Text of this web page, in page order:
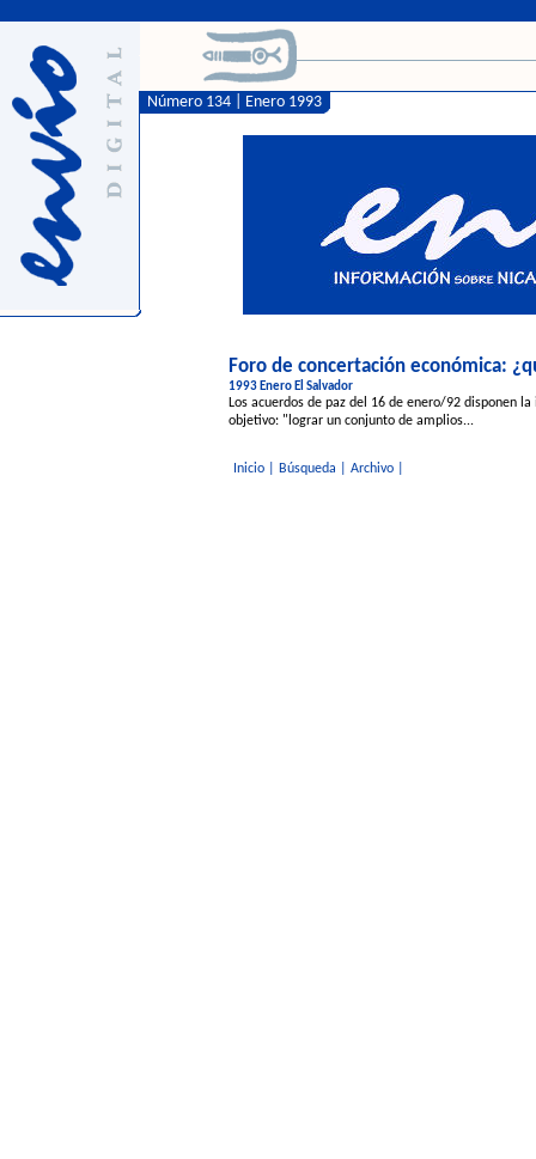
Número 134 | Enero 1993
Foro de concertación económica:
1993 Enero El Salvador
Los acuerdos de paz del 16 de enero/92 disponen
objetivo: "lograr un conjunto de amplios...
Inicio| Búsqueda Archivo|